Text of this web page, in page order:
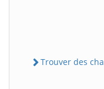
Trouver des